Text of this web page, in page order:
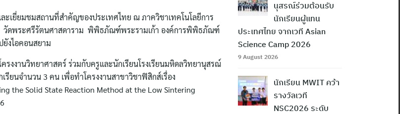
ะเยี่ยมชมสถานที่สำคัญของประเทศไทย ณ ภาควิชาเทคโนโลยีการ
วัดพระศรีรัตนศาสดาราม พิพิธภัณฑ์พระรามเก้า องค์การพิพิธภัณฑ์
ยังไอคอนสยาม
งงานวิทยาศาสตร์ ร่วมกับครูและนักเรียนโรงเรียนมหิดลวิทยานุสรณ์
ยนจำนวน 3 คน เพื่อทำโครงงานสาขาวิชาฟิสิกส์เรื่อง
the Solid State Reaction Method at the Low Sintering
นุสรณ์ร่วมต้อนรับ
นักเรียนผู้แทน
ประเทศไทย จากเวที Asian
Science Camp 2026
9 August 2026
นักเรียน MWIT คว้า
รางวัลเวที
NSC2026 ระดับ